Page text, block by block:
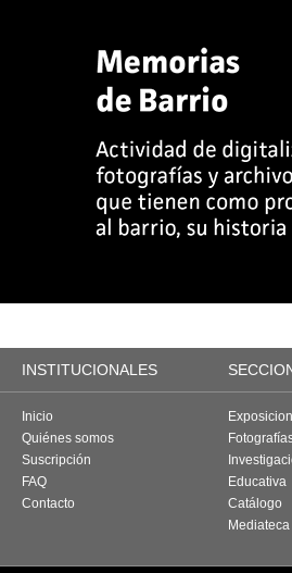
INSTITUCIONALES
Inicio
Quiénes somos
Suscripción
FAQ
Contacto
Educativa
Catálogo
Mediateca